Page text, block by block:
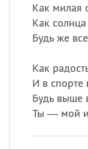
Как милая
Как
Будь же
Как
И в спорте
Будь выше
Ты — мой